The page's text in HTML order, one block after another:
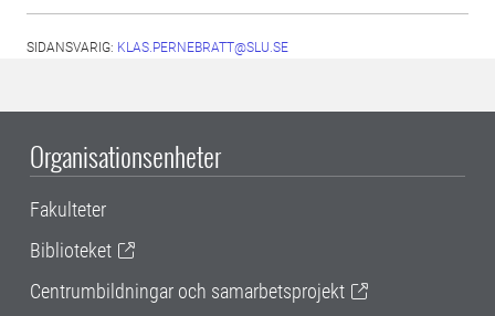
SIDANSVARIG: KLAS.PERNEBRATT@SLU.SE
Organisationsenheter
Fakulteter
Biblioteket
Centrumbildningar och samarbetsprojekt